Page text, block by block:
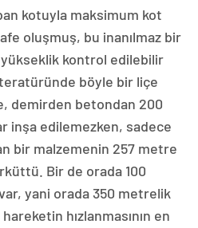
kotuyla maksimum kot
oluşmuş, bu inanılmaz bir
kontrol edilebilir
böyle bir liçe
demirden betondan 200
inşa edilemezken, sadece
bir malzemenin 257 metre
Bir de orada 100
yani orada 350 metrelik
hızlanmasının en